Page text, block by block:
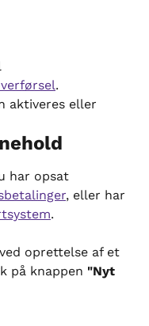
.
aktiveres eller
har opsat
, eller har
.
oprettelse af et
på knappen "Nyt